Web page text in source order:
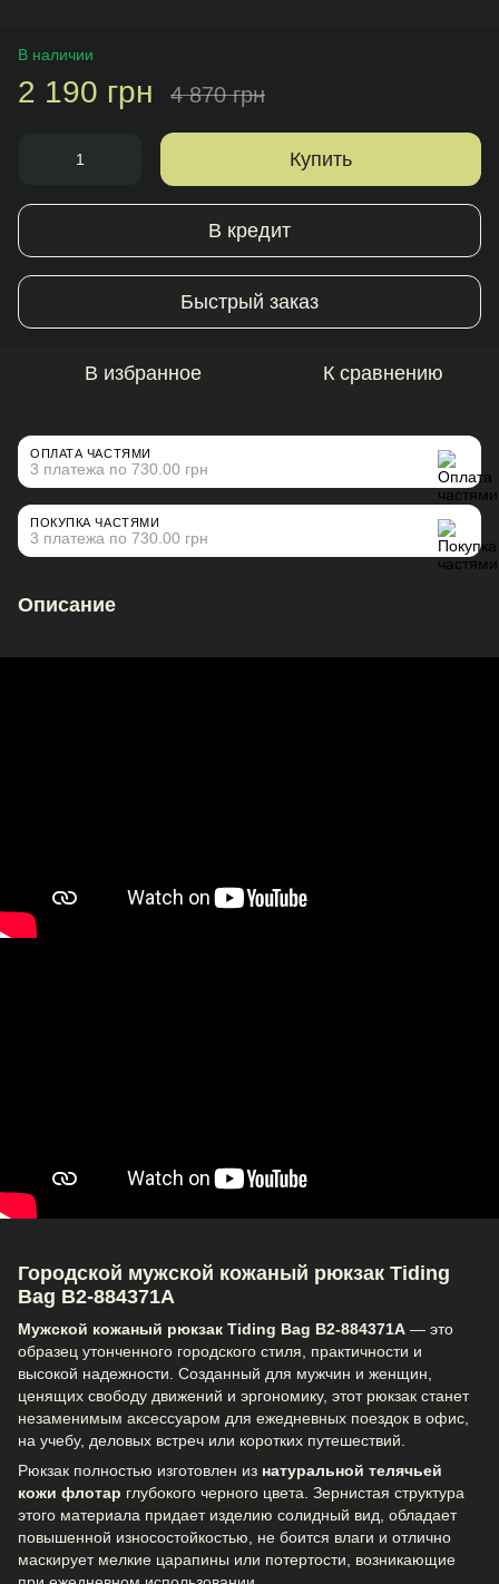
В наличии
2 190 грн 4 870 грн
Купить
В кредит
Быстрый заказ
В избранное К сравнению
ОПЛАТА ЧАСТЯМИ
3 платежа по 730.00 грн
ПОКУПКА ЧАСТЯМИ
3 платежа по 730.00 грн
Описание
Городской мужской кожаный рюкзак Tiding
Bag B2-884371A
Мужской кожаный рюкзак Tiding Bag B2-884371A — это
образец утонченного городского стиля, практичности и
высокой надежности. Созданный для мужчин и женщин,
ценящих свободу движений и эргономику, этот рюкзак станет
незаменимым аксессуаром для ежедневных поездок в офис,
на учебу, деловых встреч или коротких путешествий.
Рюкзак полностью изготовлен из натуральной телячьей
кожи флотар глубокого черного цвета. Зернистая структура
этого материала придает изделию солидный вид, обладает
повышенной износостойкостью, не боится влаги и отлично
маскирует мелкие царапины или потертости, возникающие